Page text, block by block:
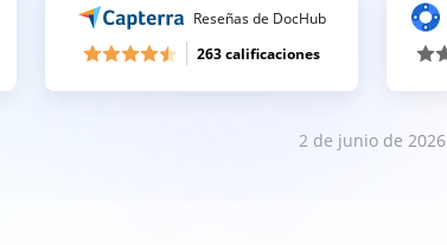
Reseñas de DocHub
263 calificaciones
2 de junio de 2026